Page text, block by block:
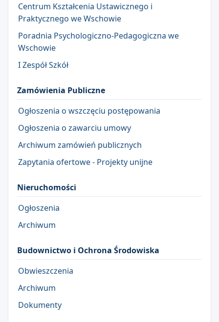
Centrum Kształcenia Ustawicznego i
Praktycznego we Wschowie
Poradnia Psychologiczno-Pedagogiczna we
Wschowie
I Zespół Szkół
Zamówienia Publiczne
Ogłoszenia o wszczęciu postępowania
Ogłoszenia o zawarciu umowy
Archiwum zamówień publicznych
Zapytania ofertowe - Projekty unijne
Nieruchomości
Ogłoszenia
Archiwum
Budownictwo i Ochrona Środowiska
Obwieszczenia
Archiwum
Dokumenty